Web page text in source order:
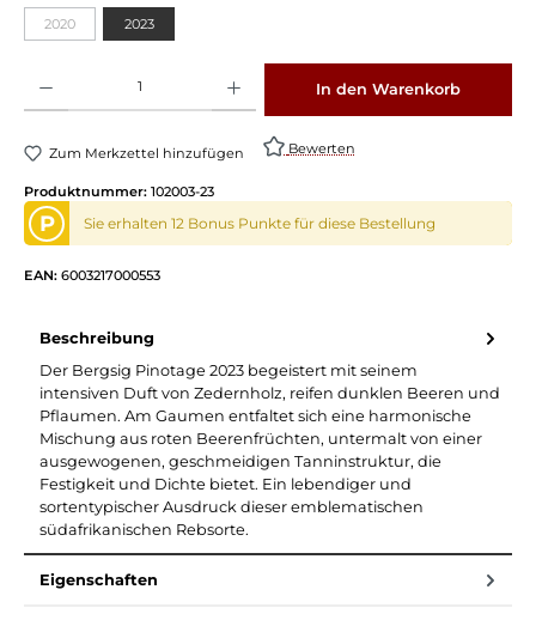
2020 2023
In den Warenkorb
Zum Merkzettel hinzufügen Bewerten
Produktnummer: 102003-23
P Sie erhalten 12 Bonus Punkte für diese Bestellung
EAN: 6003217000553
Beschreibung
Der Bergsig Pinotage 2023 begeistert mit seinem
intensiven Duft von Zedernholz, reifen dunklen Beeren und
Pflaumen. Am Gaumen entfaltet sich eine harmonische
Mischung aus roten Beerenfrüchten, untermalt von einer
ausgewogenen, geschmeidigen Tanninstruktur, die
Festigkeit und Dichte bietet. Ein lebendiger und
sortentypischer Ausdruck dieser emblematischen
südafrikanischen Rebsorte.
Eigenschaften